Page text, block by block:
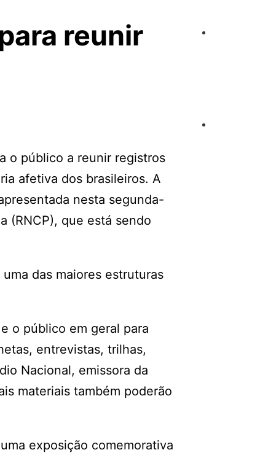
reunir
o público a reunir registros
afetiva dos brasileiros. A
nesta segunda-
(RNCP), que está sendo
das maiores estruturas
o público em geral para
entrevistas, trilhas,
Nacional, emissora da
materiais também poderão
exposição comemorativa